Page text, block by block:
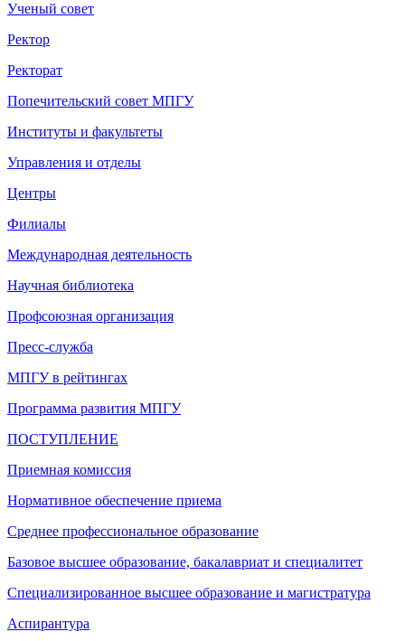
Ученый совет
Ректор
Ректорат
Попечительский совет МПГУ
Институты и факультеты
Управления и отделы
Центры
Филиалы
Международная деятельность
Научная библиотека
Профсоюзная организация
Пресс-служба
МПГУ в рейтингах
Программа развития МПГУ
ПОСТУПЛЕНИЕ
Приемная комиссия
Нормативное обеспечение приема
Среднее профессиональное образование
Базовое высшее образование, бакалавриат и специалитет
Специализированное высшее образование и магистратура
Аспирантура